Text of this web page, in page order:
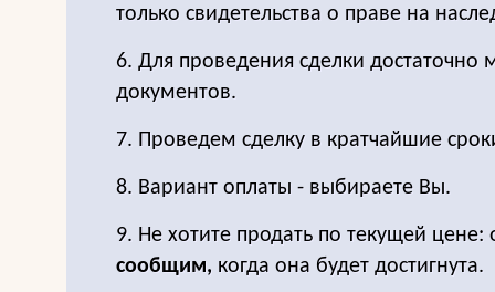
только свидетельства о праве на
6. Для проведения сделки достаточно
документов.
7. Проведем сделку в кратчайшие
8. Вариант оплаты - выбираете Вы.
9. Не хотите продать по текущей цене:
сообщим, когда она будет достигнута.